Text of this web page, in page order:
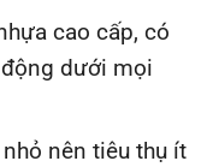
cao cấp, có
dưới mọi
nên tiêu thụ ít